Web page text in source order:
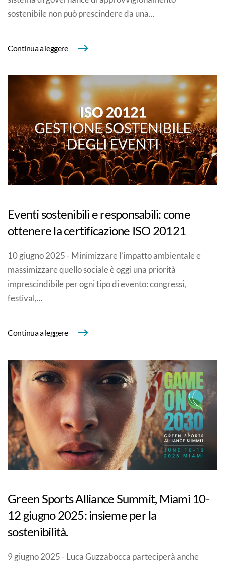
sostenibile non può prescindere da una...
Continua a leggere
Eventi sostenibili e responsabili: come
ottenere la certificazione ISO 20121
10 giugno 2025 - Minimizzare l’impatto ambientale e
massimizzare quello sociale è oggi una priorità
imprescindibile per ogni tipo di evento: congressi,
festival,...
Continua a leggere
Green Sports Alliance Summit, Miami 10-
12 giugno 2025: insieme per la
sostenibilità.
9 giugno 2025 - Luca Guzzabocca parteciperà anche